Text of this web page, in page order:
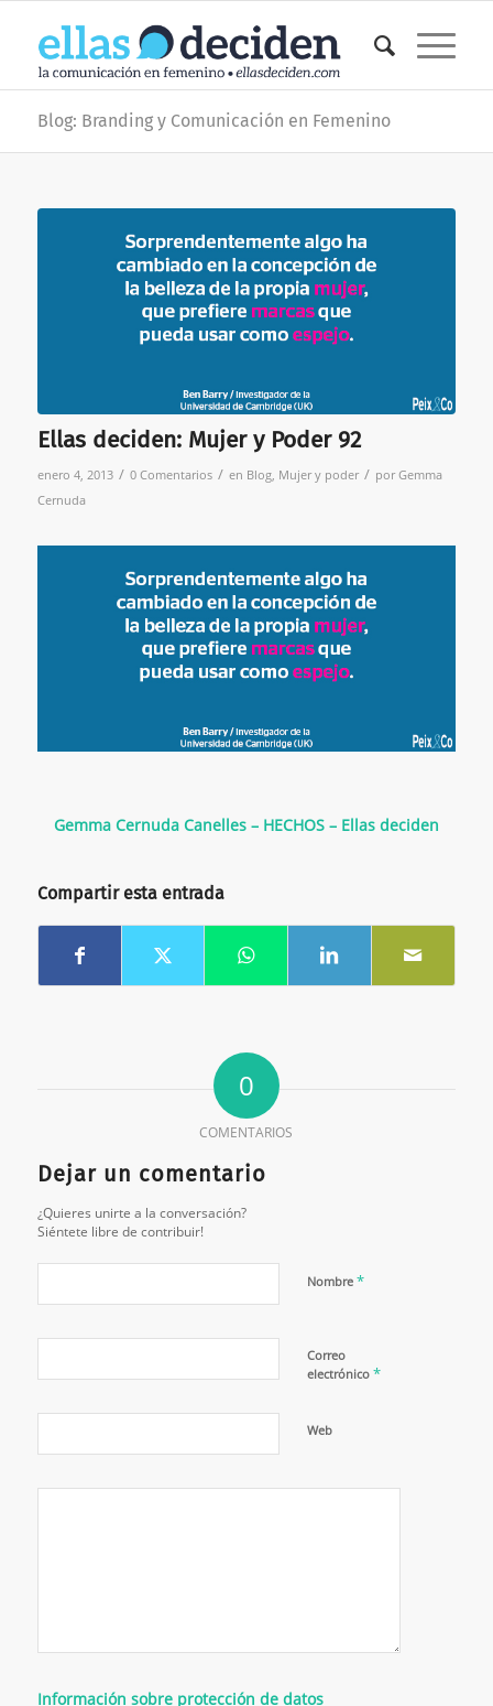
Blog: Branding y Comunicación en Femenino
Ellas deciden: Mujer y Poder 92
enero 4, 2013 / 0 Comentarios / en Blog, Mujer y poder / porGemma
Cernuda
Gemma Cernuda Canelles – HECHOS – Ellas deciden
Compartir esta entrada
0
COMENTARIOS
Dejar un comentario
¿Quieres unirte a la conversación?
Siéntete libre de contribuir!
Nombre *
Correo
electrónico *
Web
Información sobre protección de datos